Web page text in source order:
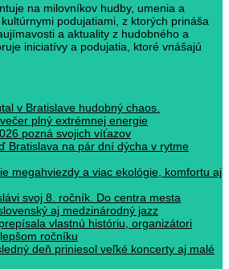
na milovníkov hudby, umenia a
podujatiami, z ktorých prináša
a aktuality z hudobného a
iniciatívy a podujatia, ktoré vnášajú
v Bratislave hudobný chaos.
plný extrémnej energie
pozná svojich víťazov
Bratislava na pár dní dýcha v rytme
megahviezdy a viac ekológie, komfortu aj
svoj 8. ročník. Do centra mesta
aj medzinárodný jazz
vlastnú históriu, organizátori
ročníku
deň priniesol veľké koncerty aj malé